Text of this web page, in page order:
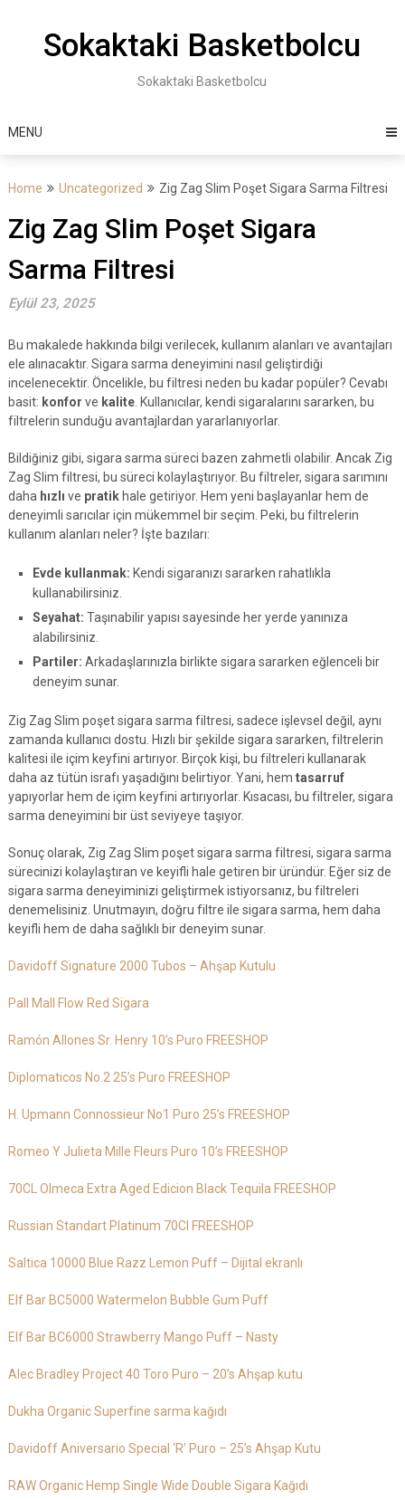
Sokaktaki Basketbolcu
Sokaktaki Basketbolcu
MENU
Home Uncategorized Zig Zag Slim Poşet Sigara Sarma Filtresi
Zig Zag Slim Poşet Sigara
Sarma Filtresi
Eylül 23, 2025
Bu makalede hakkında bilgi verilecek, kullanım alanları ve avantajları
ele alınacaktır. Sigara sarma deneyimini nasıl geliştirdiği
incelenecektir. Öncelikle, bu filtresi neden bu kadar popüler? Cevabı
basit: konfor ve kalite. Kullanıcılar, kendi sigaralarını sararken, bu
filtrelerin sunduğu avantajlardan yararlanıyorlar.
Bildiğiniz gibi, sigara sarma süreci bazen zahmetli olabilir. Ancak Zig
Zag Slim filtresi, bu süreci kolaylaştırıyor. Bu filtreler, sigara sarımını
daha hızlı ve pratikhale getiriyor. Hem yeni başlayanlar hem de
deneyimli sarıcılar için mükemmel bir seçim. Peki, bu filtrelerin
kullanım alanları neler? İşte bazıları:
Evde kullanmak: Kendi sigaranızı sararken rahatlıkla
kullanabilirsiniz.
Seyahat: Taşınabilir yapısı sayesinde her yerde yanınıza
alabilirsiniz.
Partiler: Arkadaşlarınızla birlikte sigara sararken eğlenceli bir
deneyim sunar.
Zig Zag Slim poşet sigara sarma filtresi, sadece işlevsel değil, aynı
zamanda kullanıcı dostu. Hızlı bir şekilde sigara sararken, filtrelerin
kalitesi ile içim keyfini artırıyor. Birçok kişi, bu filtreleri kullanarak
daha az tütün israfı yaşadığını belirtiyor. Yani, hem tasarruf
yapıyorlar hem de içim keyfini artırıyorlar. Kısacası, bu filtreler, sigara
sarma deneyimini bir üst seviyeye taşıyor.
Sonuç olarak, Zig Zag Slim poşet sigara sarma filtresi, sigara sarma
sürecinizi kolaylaştıran ve keyifli hale getiren bir üründür. Eğer siz de
sigara sarma deneyiminizi geliştirmek istiyorsanız, bu filtreleri
denemelisiniz. Unutmayın, doğru filtre ile sigara sarma, hem daha
keyifli hem de daha sağlıklı bir deneyim sunar.
Davidoff Signature 2000 Tubos – Ahşap Kutulu
Pall Mall Flow Red Sigara
Ramón Allones Sr. Henry 10’s Puro FREESHOP
Diplomaticos No.2 25’s Puro FREESHOP
H. Upmann Connossieur No1 Puro 25’s FREESHOP
Romeo Y Julieta Mille Fleurs Puro 10’s FREESHOP
70CL Olmeca Extra Aged Edicion Black Tequila FREESHOP
Russian Standart Platinum 70Cl FREESHOP
Saltica 10000 Blue Razz Lemon Puff – Dijital ekranlı
Elf Bar BC5000 Watermelon Bubble Gum Puff
Elf Bar BC6000 Strawberry Mango Puff – Nasty
Alec Bradley Project 40 Toro Puro – 20’s Ahşap kutu
Dukha Organic Superfine sarma kağıdı
Davidoff Aniversario Special ‘R’ Puro – 25’s Ahşap Kutu
RAW Organic Hemp Single Wide Double Sigara Kağıdı